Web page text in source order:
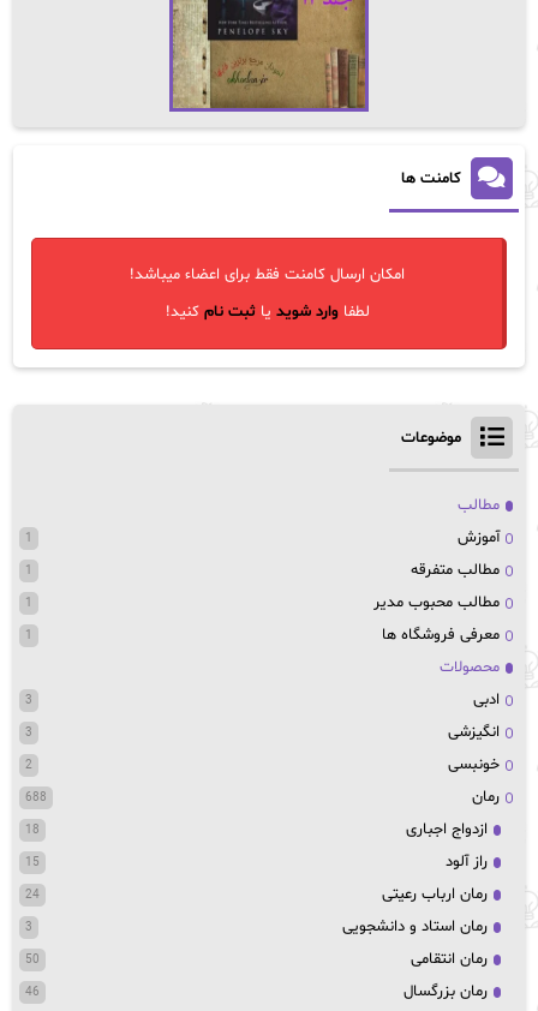
کامنت ها
امکان ارسال کامنت فقط برای اعضاء میباشد!
لطفاوارد شوید یاثبت نام کنید!
موضوعات
مطالب
آموزش
1
مطالب متفرقه 1
مطالب محبوب مدیر 1
معرفی فروشگاه ها 1
محصولات
ادبی
3
انگیزشی 3
خونبسی 2
رمان 688
ازدواج اجباری 18
راز آلود 15
رمان ارباب رعیتی 24
رمان استاد و دانشجویی 3
رمان انتقامی 50
رمان بزرگسال 46